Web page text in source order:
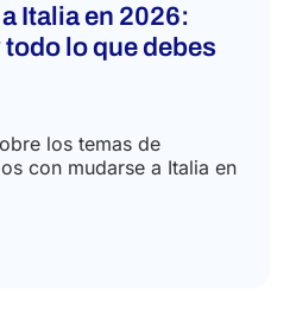
Italia en 2026:
lo que debes
los temas de
con mudarse a Italia en